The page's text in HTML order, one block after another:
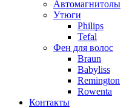
Автомагнитолы
Утюги
Philips
Tefal
Фен для волос
Braun
Babyliss
Remington
Rowenta
Контакты